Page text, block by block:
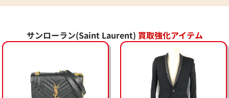
サンローラン(Saint Laurent) 買取強化アイテム